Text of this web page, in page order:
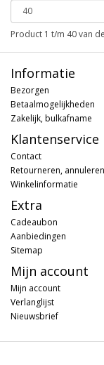
Product 1 t/m 40 van
Informatie
Bezorgen
Betaalmogelijkheden
Zakelijk, bulkafname
Klantenservice
Contact
Retourneren, annuleren
Winkelinformatie
Extra
Cadeaubon
Aanbiedingen
Sitemap
Mijn account
Mijn account
Verlanglijst
Nieuwsbrief